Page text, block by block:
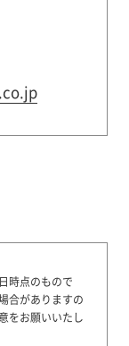
時点のもので
合がありますの
をお願いいたし